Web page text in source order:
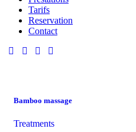
Tarifs
Reservation
Contact
Bamboo massage
Treatments